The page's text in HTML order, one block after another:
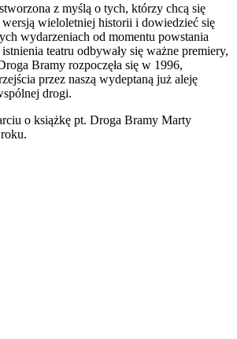
z myślą o tych, którzy chcą się
wersją wieloletniej historii i dowiedzieć się
wydarzeniach od momentu powstania
teatru odbywały się ważne premiery,
Bramy rozpoczęła się w 1996,
przez naszą wydeptaną już aleję
drogi.
o książkę pt. Droga Bramy Marty